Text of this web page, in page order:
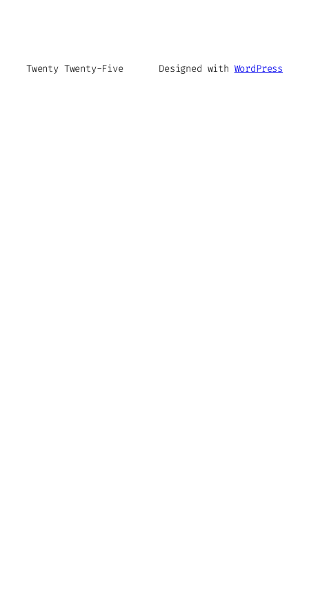
Twenty Twenty-Five Designed with WordPress